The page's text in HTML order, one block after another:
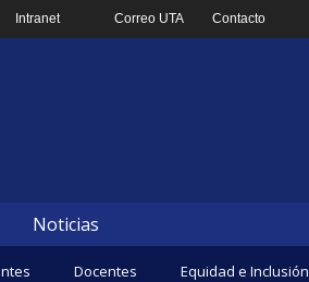
Intranet Correo UTA Contacto
Noticias
Docentes Equidad e Inclusión